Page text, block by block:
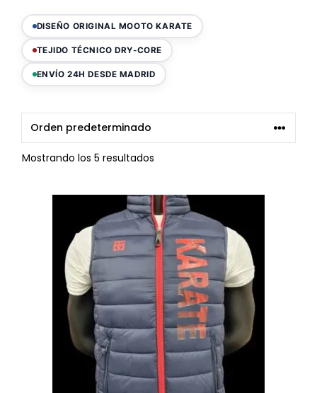
DISEÑO ORIGINAL MOOTO KARATE
TEJIDO TÉCNICO DRY-CORE
ENVÍO 24H DESDE MADRID
Mostrando los 5 resultados